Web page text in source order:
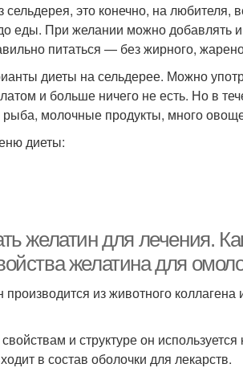
сельдерея, это конечно, на любителя,
еды. При желании можно добавлять
питаться — без жирного,
диеты на сельдерее. Можно
и больше ничего не есть. Но в
молочные продукты, много
диеты:
желатин для лечения.
желатина для
из животного
и структуре он
в состав оболочки для лекарств.